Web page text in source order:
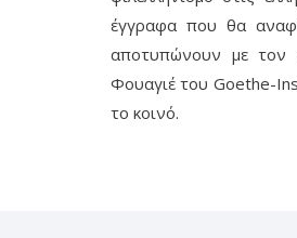
έγγραφα που θα
αποτυπώνουν με τον
Φουαγιέ του Goethe-
το κοινό.